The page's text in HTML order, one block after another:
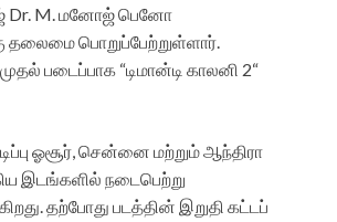
Dr. M. மனோஜ் பெனோ
தலைமை பொறுப்பேற்றுள்ளார்.
படைப்பாக “டிமான்டி காலனி 2“
ஓசூர், சென்னை மற்றும் ஆந்திரா
இடங்களில் நடைபெற்று
தற்போது படத்தின் இறுதி கட்டப்